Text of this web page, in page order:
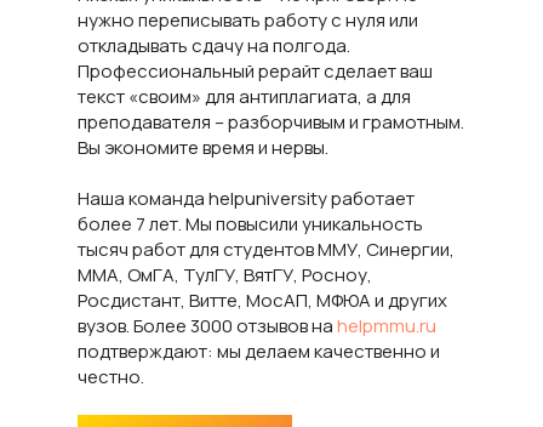
нужно переписывать работу с нуля или
откладывать сдачу на полгода.
Профессиональный рерайт сделает ваш
текст «своим» для антиплагиата, а для
преподавателя – разборчивым и грамотным.
Вы экономите время и нервы.
Наша команда helpuniversity работает
более 7 лет. Мы повысили уникальность
тысяч работ для студентов ММУ, Синергии,
ММА, ОмГА, ТулГУ, ВятГУ, Росноу,
Росдистант, Витте, МосАП, МФЮА и других
вузов. Более 3000 отзывов наhelpmmu.ru
подтверждают: мы делаем качественно и
честно.